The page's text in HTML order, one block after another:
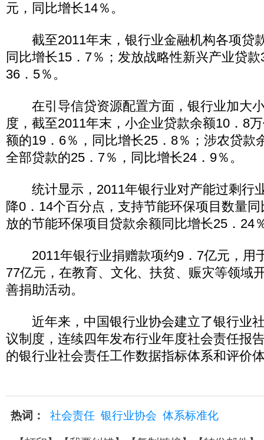
元，同比增长14％。
截至2011年末，银行业金融机构各项贷
同比增长15．7％；发放战略性新兴产业贷
36．5％。
在引导信贷资源配置方面，银行业加大小
度，截至2011年末，小企业贷款余额10．8
额的19．6％，同比增长25．8％；涉农贷款
全部贷款的25．7％，同比增长24．9％。
统计显示，2011年银行业对产能过剩行
降0．14个百分点，支持节能环保项目数量
放的节能环保项目贷款余额同比增长25．24
2011年银行业捐赠款项约9．7亿元，用
77亿元，在教育、文化、扶贫、赈灾等领域
善捐助活动。
近年来，中国银行业协会建立了银行业
议制度，连续四年发布行业年度社会责任报
的银行业社会责任工作数据指标体系和评价
热词： 社会责任 银行业协会 体系标准化